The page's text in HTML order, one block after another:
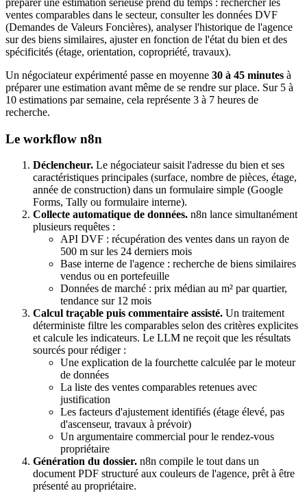
ventes comparables dans le secteur, consulter les données DVF
(Demandes de Valeurs Foncières), analyser l'historique de l'agence
sur des biens similaires, ajuster en fonction de l'état du bien et des
spécificités (étage, orientation, copropriété, travaux).
Un négociateur expérimenté passe en moyenne 30 à 45 minutes à
préparer une estimation avant même de se rendre sur place. Sur 5 à
10 estimations par semaine, cela représente 3 à 7 heures de
recherche.
Le workflow n8n
Déclencheur. Le négociateur saisit l'adresse du bien et ses
caractéristiques principales (surface, nombre de pièces, étage,
année de construction) dans un formulaire simple (Google
Forms, Tally ou formulaire interne).
Collecte automatique de données. n8n lance simultanément
plusieurs requêtes :
API DVF : récupération des ventes dans un rayon de
500 m sur les 24 derniers mois
Base interne de l'agence : recherche de biens similaires
vendus ou en portefeuille
Données de marché : prix médian au m² par quartier,
tendance sur 12 mois
Calcul traçable puis commentaire assisté. Un traitement
déterministe filtre les comparables selon des critères explicites
et calcule les indicateurs. Le LLM ne reçoit que les résultats
sourcés pour rédiger :
Une explication de la fourchette calculée par le moteur
de données
La liste des ventes comparables retenues avec
justification
Les facteurs d'ajustement identifiés (étage élevé, pas
d'ascenseur, travaux à prévoir)
Un argumentaire commercial pour le rendez-vous
propriétaire
Génération du dossier. n8n compile le tout dans un
document PDF structuré aux couleurs de l'agence, prêt à être
présenté au propriétaire.